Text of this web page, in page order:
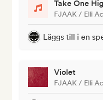
Take One
FJAAK / Elli
Läggs till i en
Violet
FJAAK / Elli